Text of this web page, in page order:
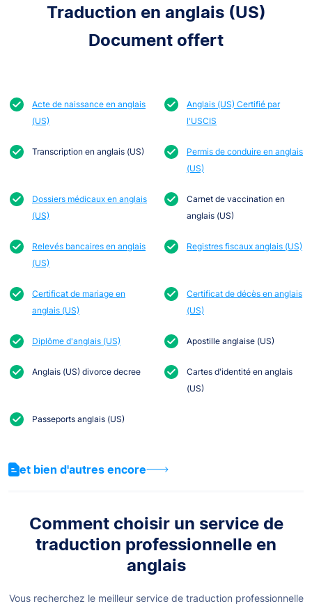
Traduction en anglais (US)
Document offert
Acte de naissance en anglais
(US)
Anglais (US) Certifié par
l'USCIS
Transcription en anglais (US)
Permis de conduire en anglais
(US)
Dossiers médicaux en anglais
(US)
Carnet de vaccination en
anglais (US)
Relevés bancaires en anglais
(US)
Registres fiscaux anglais (US)
Certificat de mariage en
anglais (US)
Certificat de décès en anglais
(US)
Diplôme d'anglais (US) Apostille anglaise (US)
Anglais (US) divorce decree
Cartes d'identité en anglais
(US)
Passeports anglais (US)
et bien d'autres encore
Comment choisir un service de
traduction professionnelle en
anglais
Vous recherchez le meilleur service de traduction professionnelle